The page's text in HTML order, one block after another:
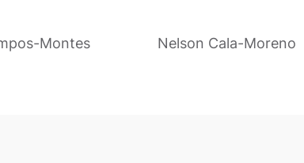
Montes
Nelson Cala-Moreno